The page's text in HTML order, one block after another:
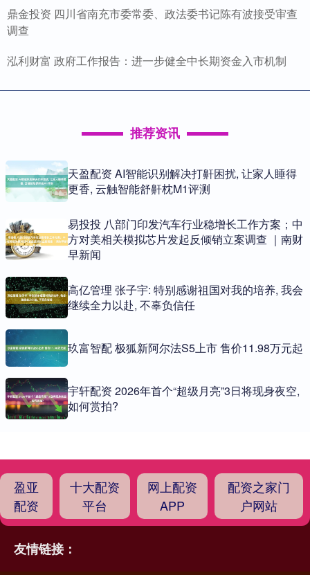
鼎金投资 四川省南充市委常委、政法委书记陈有波接受审查
调查
泓利财富 政府工作报告：进一步健全中长期资金入市机制
推荐资讯
天盈配资 AI智能识别解决打鼾困扰, 让家人睡得
更香, 云触智能舒鼾枕M1评测
易投投 八部门印发汽车行业稳增长工作方案；中
方对美相关模拟芯片发起反倾销立案调查 ｜南财
早新闻
高亿管理 张子宇: 特别感谢祖国对我的培养, 我会
继续全力以赴, 不辜负信任
玖富智配 极狐新阿尔法S5上市 售价11.98万元起
宇轩配资 2026年首个“超级月亮”3日将现身夜空,
如何赏拍?
盈亚
配资
十大配资
平台
网上配资
APP
配资之家门
户网站
友情链接：